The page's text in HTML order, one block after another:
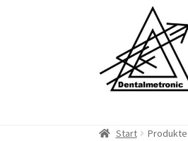
Navigation
springen
springen
Start
Produkte